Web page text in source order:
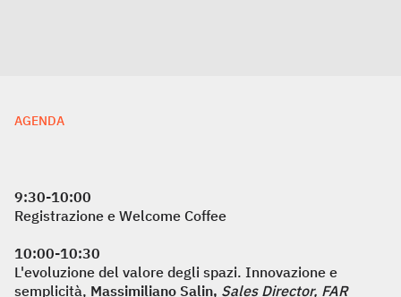
AGENDA
9:30-10:00
Registrazione e Welcome Coffee
10:00-10:30
L'evoluzione del valore degli spazi. Innovazione e
semplicità, Massimiliano Salin, Sales Director, FAR